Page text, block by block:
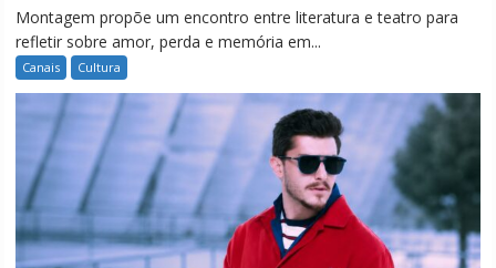
Montagem propõe um encontro entre literatura e teatro para
refletir sobre amor, perda e memória em...
Canais Cultura